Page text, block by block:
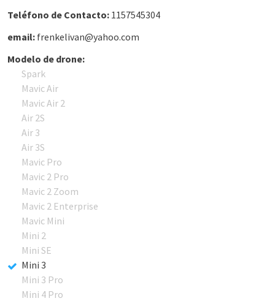
Teléfono de Contacto: 1157545304
email: frenkelivan@yahoo.com
Modelo de drone:
Spark
Mavic Air
Mavic Air 2
Air 2S
Air 3
Air 3S
Mavic Pro
Mavic 2 Pro
Mavic 2 Zoom
Mavic 2 Enterprise
Mavic Mini
Mini 2
Mini SE
Mini 3
Mini 3 Pro
Mini 4 Pro